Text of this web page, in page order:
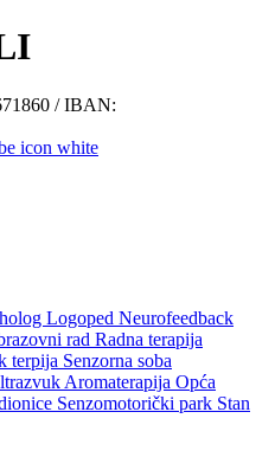
/ IBAN:
Logoped Neurofeedback
rad Radna terapija
terpija Senzorna soba
Aromaterapija Opća
Senzomotorički park Stan